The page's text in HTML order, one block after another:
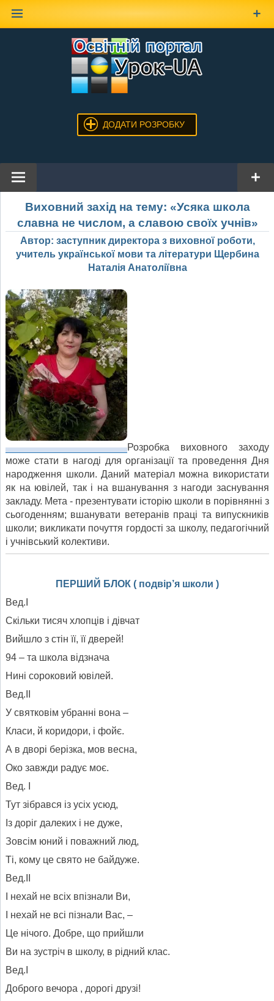
ДОДАТИ РОЗРОБКУ
Виховний захід на тему: «Усяка школа
славна не числом, а славою своїх учнів»
Автор: заступник директора з виховної роботи,
учитель української мови та літератури Щербина
Наталія Анатоліївна
Розробка виховного заходу
може стати в нагоді для організації та проведення Дня
народження школи. Даний матеріал можна використати
як на ювілей, так і на вшанування з нагоди заснування
закладу. Мета ‑ презентувати історію школи в порівнянні з
сьогоденням; вшанувати ветеранів праці та випускників
школи; викликати почуття гордості за школу, педагогічний
і учнівський колективи.
ПЕРШИЙ БЛОК ( подвір’я школи )
Вед.І
Скільки тисяч хлопців і дівчат
Вийшло з стін її, її дверей!
94 – та школа відзнача
Нині сороковий ювілей.
Вед.ІІ
У святковім убранні вона –
Класи, й коридори, і фойє.
А в дворі берізка, мов весна,
Око завжди радує моє.
Вед. І
Тут зібрався із усіх усюд,
Із доріг далеких і не дуже,
Зовсім юний і поважний люд,
Ті, кому це свято не байдуже.
Вед.ІІ
І нехай не всіх впізнали Ви,
І нехай не всі пізнали Вас, –
Це нічого. Добре, що прийшли
Ви на зустріч в школу, в рідний клас.
Вед.І
Доброго вечора , дорогі друзі!